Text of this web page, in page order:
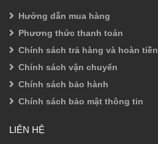
Hướng dẫn mua hàng
Phương thức thanh toán
Chính sách trả hàng và hoàn tiền
Chính sách vận chuyển
Chính sách bảo hành
Chính sách bảo mật thông tin
LIÊN HỆ